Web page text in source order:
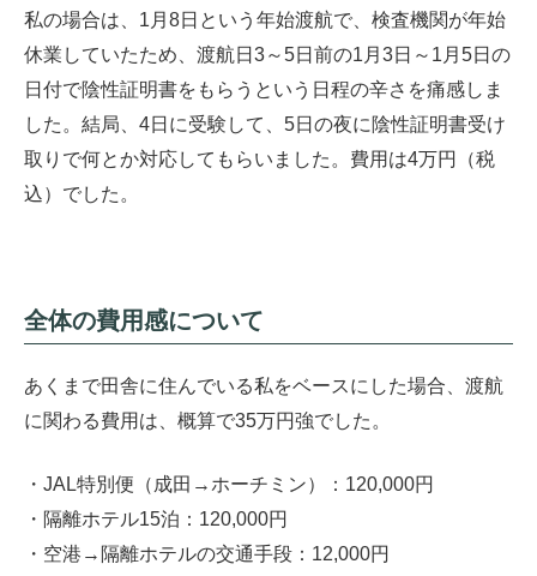
私の場合は、1月8日という年始渡航で、検査機関が年始
休業していたため、渡航日3～5日前の1月3日～1月5日の
日付で陰性証明書をもらうという日程の辛さを痛感しま
した。結局、4日に受験して、5日の夜に陰性証明書受け
取りで何とか対応してもらいました。費用は4万円（税
込）でした。
全体の費用感について
あくまで田舎に住んでいる私をベースにした場合、渡航
に関わる費用は、概算で35万円強でした。
・JAL特別便（成田→ホーチミン）：120,000円
・隔離ホテル15泊：120,000円
・空港→隔離ホテルの交通手段：12,000円